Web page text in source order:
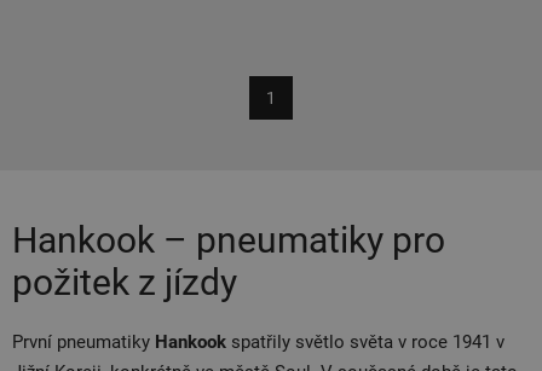
1
Hankook – pneumatiky pro
požitek z jízdy
První pneumatiky Hankook spatřily světlo světa v roce 1941 v